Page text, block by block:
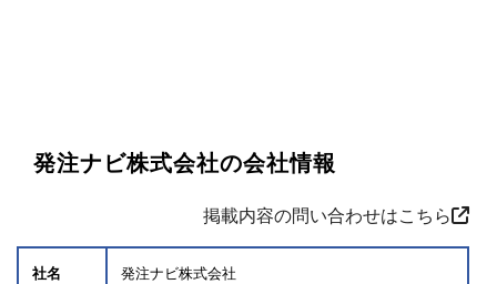
発注ナビ株式会社の会社情報
掲載内容の問い合わせはこちら
社名 発注ナビ株式会社